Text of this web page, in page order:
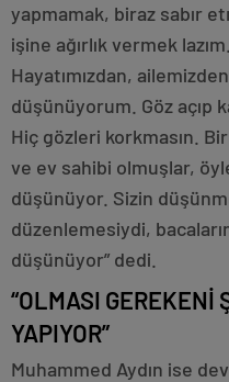
yapmamak, biraz sabır
işine ağırlık vermek
Hayatımızdan,
düşünüyorum. Göz açıp
Hiç gözleri korkmasın.
ve ev sahibi olmuşlar,
düşünüyor. Sizin
düzenlemesiydi,
düşünüyor” dedi.
“OLMASI GEREKENİ
YAPIYOR”
Muhammed Aydın ise